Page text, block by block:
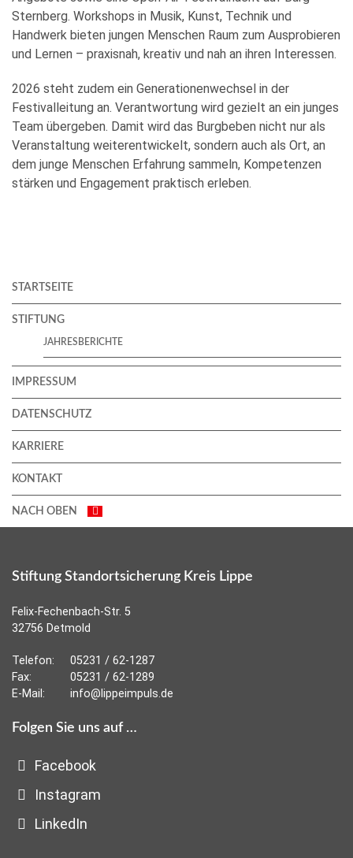
Sternberg. Workshops in Musik, Kunst, Technik und
Handwerk bieten jungen Menschen Raum zum Ausprobieren
und Lernen – praxisnah, kreativ und nah an ihren Interessen.
2026 steht zudem ein Generationenwechsel in der
Festivalleitung an. Verantwortung wird gezielt an ein junges
Team übergeben. Damit wird das Burgbeben nicht nur als
Veranstaltung weiterentwickelt, sondern auch als Ort, an
dem junge Menschen Erfahrung sammeln, Kompetenzen
stärken und Engagement praktisch erleben.
STARTSEITE
STIFTUNG
JAHRESBERICHTE
IMPRESSUM
DATENSCHUTZ
KARRIERE
KONTAKT
NACH OBEN
Stiftung Standortsicherung Kreis Lippe
Felix-Fechenbach-Str. 5
32756 Detmold
Telefon:
05231 / 62-1287
Fax:
05231 / 62-1289
E-Mail:
info@lippeimpuls.de
Folgen Sie uns auf …
Facebook
Instagram
LinkedIn